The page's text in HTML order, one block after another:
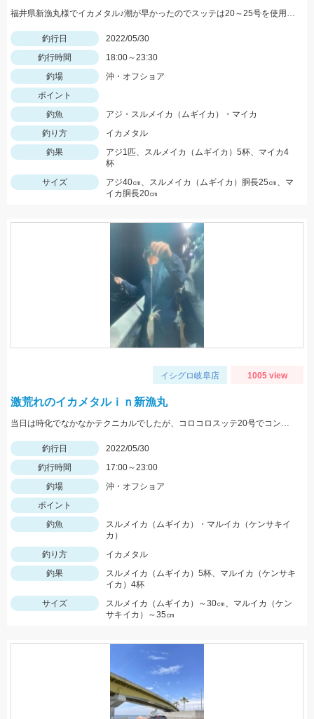
福井県新漁丸様でイカメタル♪潮が早かったのでスッテは20～25号を使用。カラーは明るめが良かったです。
釣行日
2022/05/30
釣行時間
18:00～23:30
釣場
沖・オフショア
ポイント
釣魚
アジ・スルメイカ（ムギイカ）・マイカ
釣り方
イカメタル
釣果
アジ1匹、スルメイカ（ムギイカ）5杯、マイカ4
杯
サイズ
アジ40㎝、スルメイカ（ムギイカ）胴長25㎝、マ
イカ胴長20㎝
イシグロ岐阜店 1005 view
激荒れのイカメタルｉｎ新漁丸
当日は時化でなかなかテクニカルでしたが、コロコロスッテ20号でコンスタントに釣る事が出来ました！
釣行日
2022/05/30
釣行時間
17:00～23:00
釣場
沖・オフショア
ポイント
釣魚
スルメイカ（ムギイカ）・マルイカ（ケンサキイ
カ）
釣り方
イカメタル
釣果
スルメイカ（ムギイカ）5杯、マルイカ（ケンサキ
イカ）4杯
サイズ
スルメイカ（ムギイカ）～30㎝、マルイカ（ケン
サキイカ）～35㎝